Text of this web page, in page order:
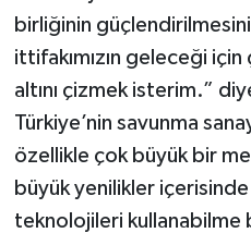
birliğinin
ittifakımızın geleceği
altını çizmek isterim.”
Türkiye’nin savunma
özellikle çok büyük bir
büyük yenilikler
teknolojileri kullanabilme